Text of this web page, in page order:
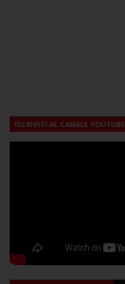
ISCRIVITI AL CANALE YOUTUBE